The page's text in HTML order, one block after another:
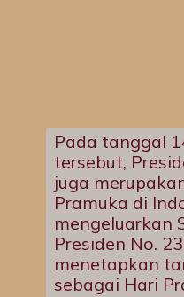
Pada tanggal
tersebut,
juga
Pramuka di
mengeluarkan
Presiden No.
menetapkan
sebagai Hari